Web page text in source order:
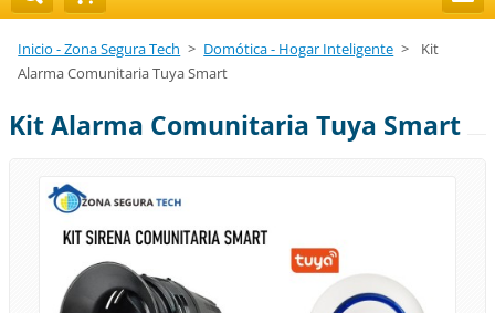
Inicio - Zona Segura Tech > Domótica - Hogar Inteligente >
Kit
Alarma Comunitaria Tuya Smart
Kit Alarma Comunitaria Tuya Smart